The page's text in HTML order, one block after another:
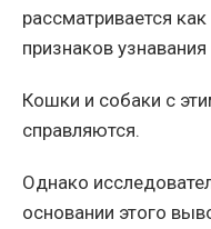
рассматривается
признаков узнавания
Кошки и собаки с
справляются.
Однако
основании этого